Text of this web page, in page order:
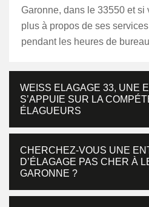
Garonne, dans le 33550 et si
plus à propos de ses
pendant les heures de
WEISS ELAGAGE 33, UNE
S’APPUIE SUR LA
ÉLAGUEURS
CHERCHEZ-VOUS UNE
D’ÉLAGAGE PAS CHER À
GARONNE ?